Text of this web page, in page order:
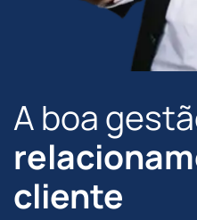
A boa
cliente